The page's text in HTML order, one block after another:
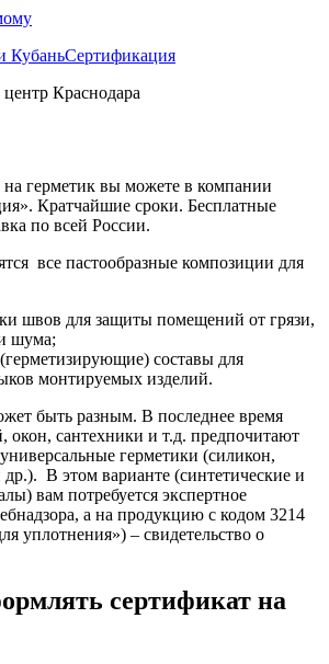
КубаньСертификация
Краснодара
на герметик вы можете в компании
Кратчайшие сроки. Бесплатные
по всей России.
все пастообразные композиции для
швов для защиты помещений от грязи,
шума;
составы для
монтируемых изделий.
быть разным. В последнее время
окон, сантехники и т.д. предпочитают
герметики (силикон,
В этом варианте (синтетические и
вам потребуется экспертное
а на продукцию с кодом 3214
уплотнения») – свидетельство о
сертификат на